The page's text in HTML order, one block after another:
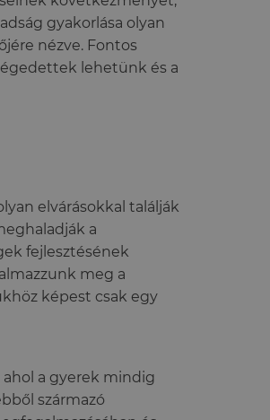
gyakorlása olyan
nézve. Fontos
lehetünk és a
elvárásokkal találják
a
fejlesztésének
meg a
képest csak egy
a gyerek mindig
származó